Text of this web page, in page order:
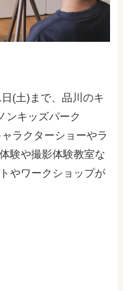
(土)まで、品川のキ
ンキッズパーク
ラクターショーやラ
験や撮影体験教室な
やワークショップが